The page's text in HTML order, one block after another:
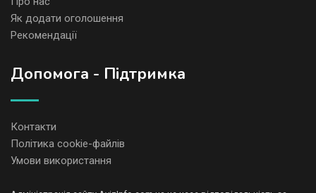
Як додати оголошення
Рекомендації
Допомога - Підтримка
Контакти
Політика cookie-файлів
Умови використання